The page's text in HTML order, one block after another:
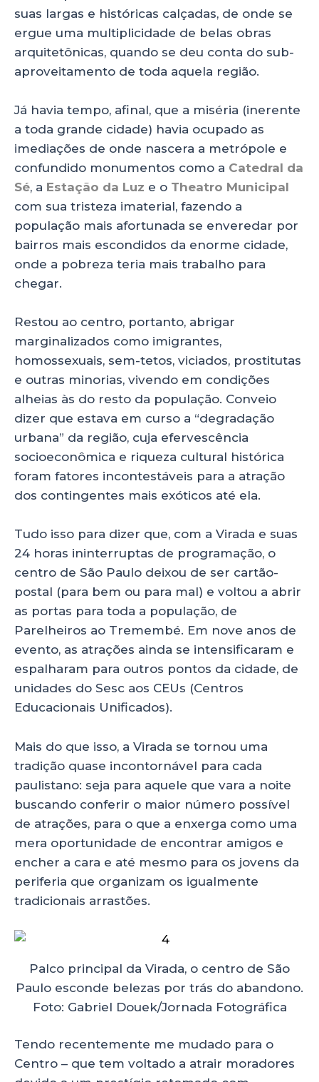
p
o
k
suas largas e históricas calçadas, de onde se
ergue uma multiplicidade de belas obras
arquitetônicas, quando se deu conta do sub-
aproveitamento de toda aquela região.
Já havia tempo, afinal, que a miséria (inerente
a toda grande cidade) havia ocupado as
imediações de onde nascera a metrópole e
confundido monumentos como a Catedral da
Sé, a Estação da Luz e o Theatro Municipal
com sua tristeza imaterial, fazendo a
população mais afortunada se enveredar por
bairros mais escondidos da enorme cidade,
onde a pobreza teria mais trabalho para
chegar.
Restou ao centro, portanto, abrigar
marginalizados como imigrantes,
homossexuais, sem-tetos, viciados, prostitutas
e outras minorias, vivendo em condições
alheias às do resto da população. Conveio
dizer que estava em curso a “degradação
urbana” da região, cuja efervescência
socioeconômica e riqueza cultural histórica
foram fatores incontestáveis para a atração
dos contingentes mais exóticos até ela.
Tudo isso para dizer que, com a Virada e suas
24 horas ininterruptas de programação, o
centro de São Paulo deixou de ser cartão-
postal (para bem ou para mal) e voltou a abrir
as portas para toda a população, de
Parelheiros ao Tremembé. Em nove anos de
evento, as atrações ainda se intensificaram e
espalharam para outros pontos da cidade, de
unidades do Sesc aos CEUs (Centros
Educacionais Unificados).
Mais do que isso, a Virada se tornou uma
tradição quase incontornável para cada
paulistano: seja para aquele que vara a noite
buscando conferir o maior número possível
de atrações, para o que a enxerga como uma
mera oportunidade de encontrar amigos e
encher a cara e até mesmo para os jovens da
periferia que organizam os igualmente
tradicionais arrastões.
Palco principal da Virada, o centro de São
Paulo esconde belezas por trás do abandono.
Foto: Gabriel Douek/Jornada Fotográfica
Tendo recentemente me mudado para o
Centro – que tem voltado a atrair moradores